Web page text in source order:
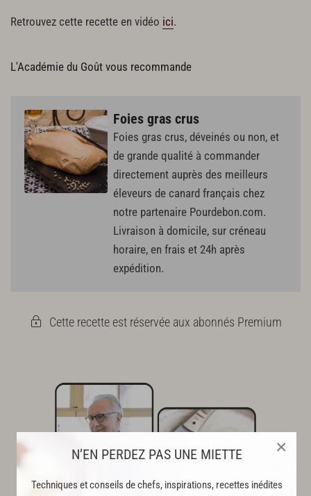
N’EN PERDEZ PAS UNE MIETTE
Techniques et conseils de chefs, inspirations, recettes inédites
×
Retrouvez cette recette en vidéo ici.
L'Académie du Goût vous recommande
Foies gras crus
Foies gras crus, déveinés ou non, et
de grande qualité à commander
directement auprès des meilleurs
éleveurs de canard français chez
notre partenaire Pourdebon.com.
Livraison à domicile, sur créneau
horaire, en frais et 24h après
expédition.
Cette recette est réservée aux abonnés Premium